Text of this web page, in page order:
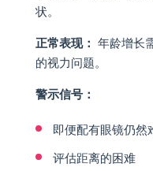
状。
正常表现： 年龄增长
的视力问题。
警示信号：
即便配有眼镜仍然
评估距离的困难